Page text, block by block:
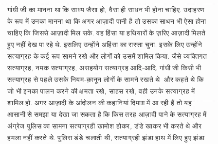
गांधी जी का मानना था कि साध्य जैसा हो, वैसा ही साधन भी होना चाहिए. उदाहरण
के रूप में उनका मानना था कि अगर आज़ादी पानी है तो उसका साधन भी ऐसा होना
चाहिए कि जिससे आज़ादी मिल सके. वह हिंसा या हथियारों के ज़रिए आज़ादी मिलते
हुए नहीं देख पा रहे थे. इसलिए उन्होंने अहिंसा का रास्ता चुना. इसके लिए उन्होंने
सत्याग्रह के कई रूप सामने रखे और लोगों को उसमें शामिल किया. जैसे व्यक्तिगत
सत्याग्रह, नमक सत्याग्रह, असहयोग सत्याग्रह आदि-आदि. गांधी जी किसी भी
सत्याग्रह से पहले उसके नियम-क़ानून लोगों के सामने रखते थे और कहते थे कि
जो भी इनका पालन करने की क्षमता रखे, साहस रखे, वही उनके सत्याग्रह में
शामिल हो. अगर आज़ादी के आंदोलन की कहानियां दिमाग़ में आ रही हैं तो यह
आसानी से समझा या देखा जा सकता है कि किस तरह आज़ादी पाने के सत्याग्रह में
अंग्रेज पुलिस का सामना सत्याग्रही खामोश होकर, डंडे खाकर भी करते थे और
हमला नहीं करते थे. पुलिस डंडे चलाती थी, सत्याग्रही झंडा हाथ में लिए हुए झंडा